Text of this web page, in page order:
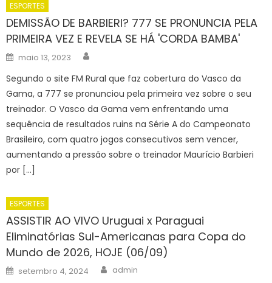
ESPORTES
DEMISSÃO DE BARBIERI? 777 SE PRONUNCIA PELA
PRIMEIRA VEZ E REVELA SE HÁ 'CORDA BAMBA'
Posted
on
maio 13, 2023
Segundo o site FM Rural que faz cobertura do Vasco da
Gama, a 777 se pronunciou pela primeira vez sobre o seu
treinador. O Vasco da Gama vem enfrentando uma
sequência de resultados ruins na Série A do Campeonato
Brasileiro, com quatro jogos consecutivos sem vencer,
aumentando a pressão sobre o treinador Maurício Barbieri
por […]
ESPORTES
ASSISTIR AO VIVO Uruguai x Paraguai
Eliminatórias Sul-Americanas para Copa do
Mundo de 2026, HOJE (06/09)
Posted
on
setembro 4, 2024 Author
admin